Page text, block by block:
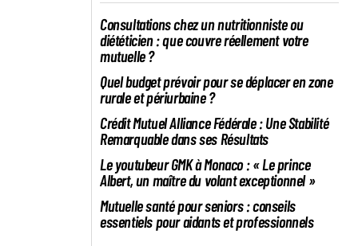
Consultations chez un nutritionniste ou
diététicien : que couvre réellement votre
mutuelle ?
Quel budget prévoir pour se déplacer en zone
rurale et périurbaine ?
Crédit Mutuel Alliance Fédérale : Une Stabilité
Remarquable dans ses Résultats
Le youtubeur GMK à Monaco : « Le prince
Albert, un maître du volant exceptionnel »
Mutuelle santé pour seniors : conseils
essentiels pour aidants et professionnels